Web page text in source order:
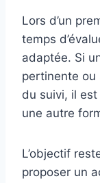
Lors d’un
temps
adaptée. Si
pertinente ou
du suivi, il
une autre
L’objectif
proposer un